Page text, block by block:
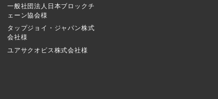
一般社団法人日本ブロックチ
ェーン協会様
タップジョイ・ジャパン株式
会社様
ユアサクオビス株式会社様